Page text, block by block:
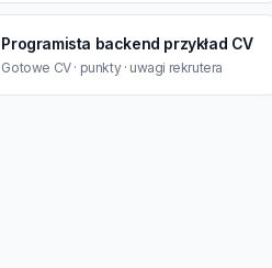
Programista backend przykład CV
Gotowe CV · punkty · uwagi rekrutera